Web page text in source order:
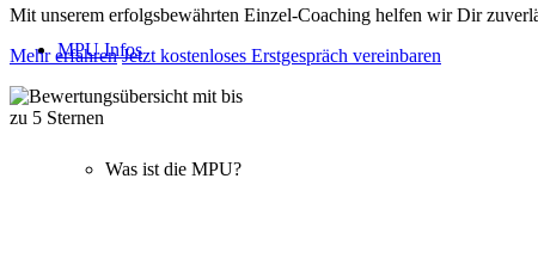
MPU Infos
Was ist die MPU?
Mit unserem erfolgsbewährten Einzel-Coaching helfen wir Dir
Mehr erfahren Jetzt kostenloses Erstgespräch vereinbaren